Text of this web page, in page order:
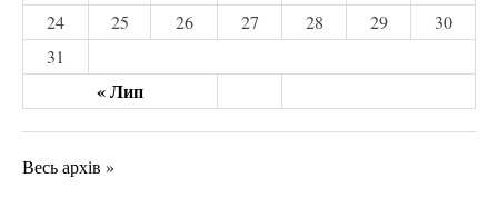
« Лип
24
25 26 27 28 29
30
31
Весь архів »